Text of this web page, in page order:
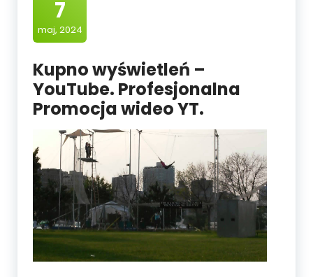
7
maj, 2024
Kupno wyświetleń –
YouTube. Profesjonalna
Promocja wideo YT.